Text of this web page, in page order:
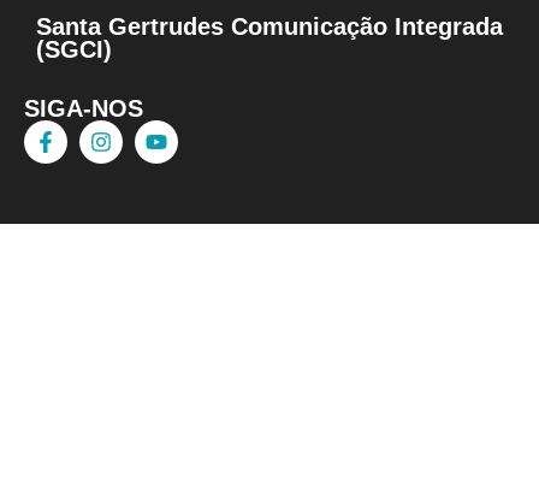
Santa Gertrudes Comunicação Integrada
(SGCI)
SIGA-NOS